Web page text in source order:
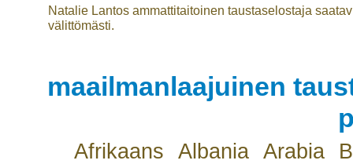
Natalie Lantos ammattitaitoinen taustaselostaja
välittömästi.
maailmanlaajuinen
Afrikaans Albania Arabia